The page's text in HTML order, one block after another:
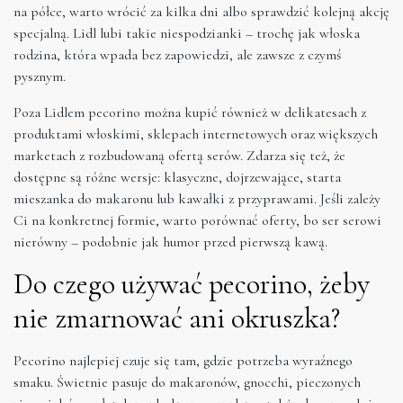
na półce, warto wrócić za kilka dni albo sprawdzić kolejną akcję
specjalną. Lidl lubi takie niespodzianki – trochę jak włoska
rodzina, która wpada bez zapowiedzi, ale zawsze z czymś
pysznym.
Poza Lidlem pecorino można kupić również w delikatesach z
produktami włoskimi, sklepach internetowych oraz większych
marketach z rozbudowaną ofertą serów. Zdarza się też, że
dostępne są różne wersje: klasyczne, dojrzewające, starta
mieszanka do makaronu lub kawałki z przyprawami. Jeśli zależy
Ci na konkretnej formie, warto porównać oferty, bo ser serowi
nierówny – podobnie jak humor przed pierwszą kawą.
Do czego używać pecorino, żeby
nie zmarnować ani okruszka?
Pecorino najlepiej czuje się tam, gdzie potrzeba wyraźnego
smaku. Świetnie pasuje do makaronów, gnocchi, pieczonych